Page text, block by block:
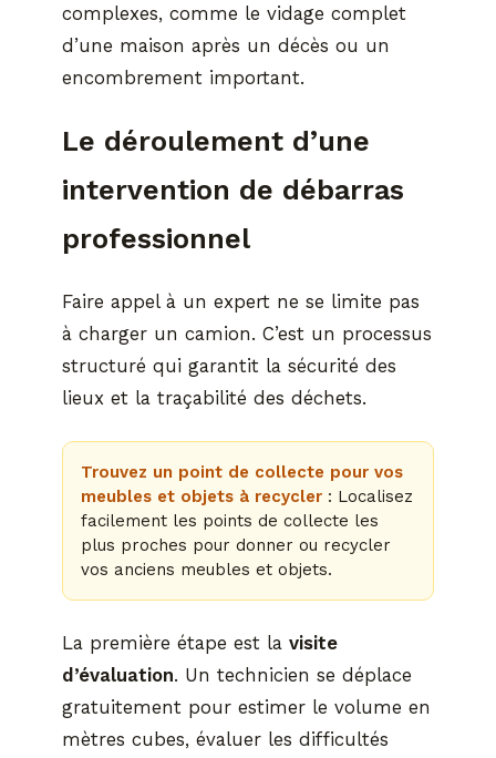
complexes, comme le vidage complet
d’une maison après un décès ou un
encombrement important.
Le déroulement d’une
intervention de débarras
professionnel
Faire appel à un expert ne se limite pas
à charger un camion. C’est un processus
structuré qui garantit la sécurité des
lieux et la traçabilité des déchets.
Trouvez un point de collecte pour vos
meubles et objets à recycler : Localisez
facilement les points de collecte les
plus proches pour donner ou recycler
vos anciens meubles et objets.
La première étape est la visite
d’évaluation. Un technicien se déplace
gratuitement pour estimer le volume en
mètres cubes, évaluer les difficultés